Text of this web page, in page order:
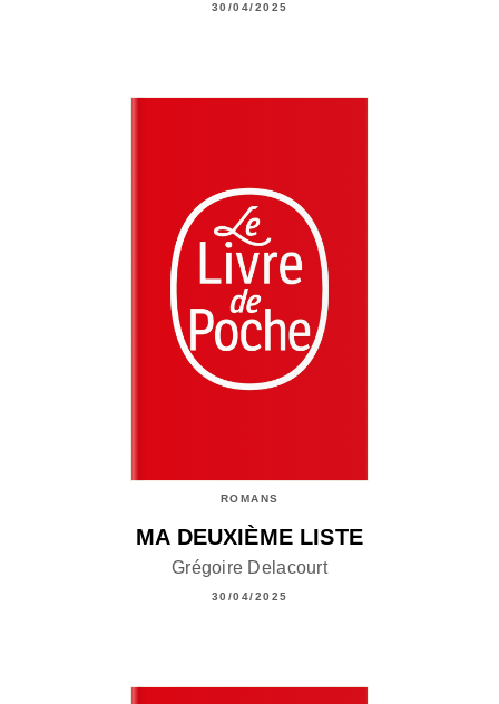
30/04/2025
ROMANS
MA DEUXIÈME LISTE
Grégoire Delacourt
30/04/2025